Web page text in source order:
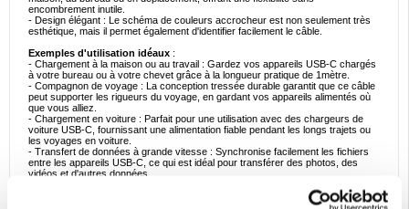
encombrement inutile.
- Design élégant : Le schéma de couleurs accrocheur est non seulement très
esthétique, mais il permet également d'identifier facilement le câble.
Exemples d'utilisation idéaux :
- Chargement à la maison ou au travail : Gardez vos appareils USB-C chargés
à votre bureau ou à votre chevet grâce à la longueur pratique de 1mètre.
- Compagnon de voyage : La conception tressée durable garantit que ce câble
peut supporter les rigueurs du voyage, en gardant vos appareils alimentés où
que vous alliez.
- Chargement en voiture : Parfait pour une utilisation avec des chargeurs de
voiture USB-C, fournissant une alimentation fiable pendant les longs trajets ou
les voyages en voiture.
- Transfert de données à grande vitesse : Synchronise facilement les fichiers
entre les appareils USB-C, ce qui est idéal pour transférer des photos, des
vidéos et d'autres données.
rapide lorsque le temps est compté, afin que vos appareils soient prêts lorsque